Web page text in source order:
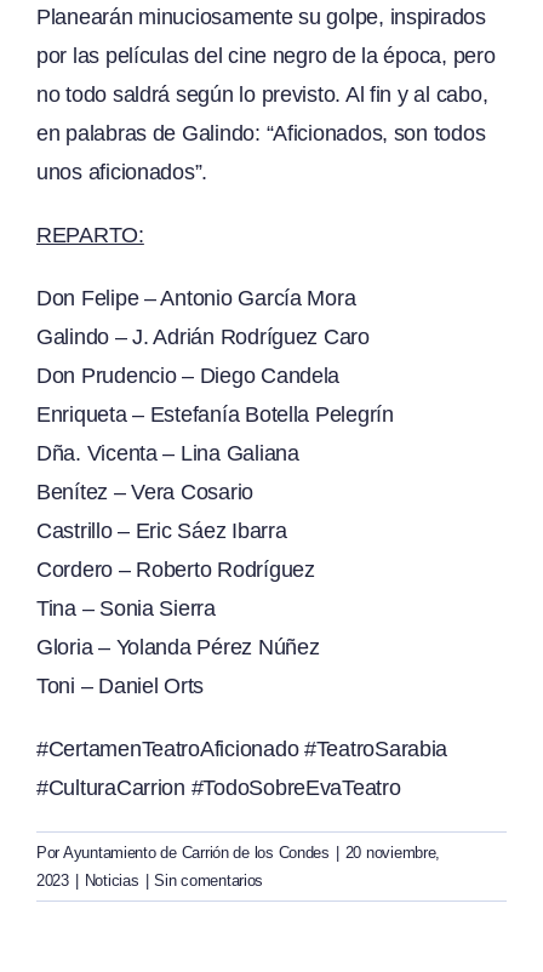
Planearán minuciosamente su golpe, inspirados
por las películas del cine negro de la época, pero
no todo saldrá según lo previsto. Al fin y al cabo,
en palabras de Galindo: “Aficionados, son todos
unos aficionados”.
REPARTO:
Don Felipe – Antonio García Mora
Galindo – J. Adrián Rodríguez Caro
Don Prudencio – Diego Candela
Enriqueta – Estefanía Botella Pelegrín
Dña. Vicenta – Lina Galiana
Benítez – Vera Cosario
Castrillo – Eric Sáez Ibarra
Cordero – Roberto Rodríguez
Tina – Sonia Sierra
Gloria – Yolanda Pérez Núñez
Toni – Daniel Orts
#CertamenTeatroAficionado #TeatroSarabia
#CulturaCarrion #TodoSobreEvaTeatro
Por Ayuntamiento de Carrión de los Condes
20 noviembre,
2023
Noticias Sin comentarios